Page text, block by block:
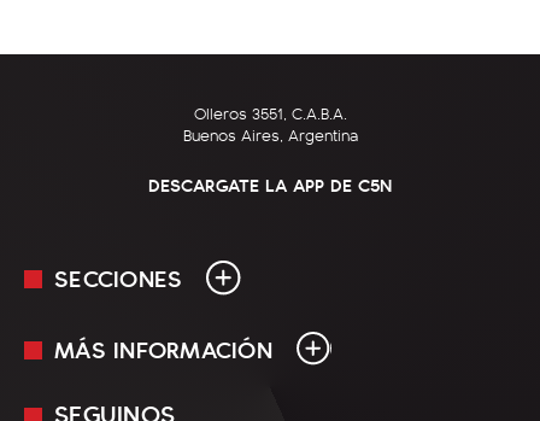
Olleros 3551, C.A.B.A.
Buenos Aires, Argentina
DESCARGATE LA APP DE C5N
SECCIONES
En Vivo
MÁS INFORMACIÓN
SEGUINOS